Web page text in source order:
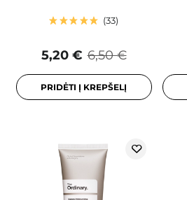
33
6,50 €
5,20 €
PRIDĖTI Į KREPŠELĮ